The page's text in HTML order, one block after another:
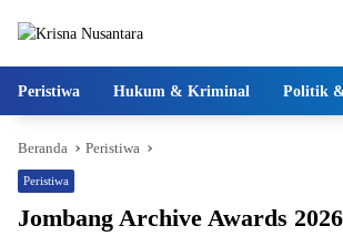
Peristiwa Hukum & Kriminal Politik
Beranda Peristiwa
Peristiwa
Jombang Archive Awards